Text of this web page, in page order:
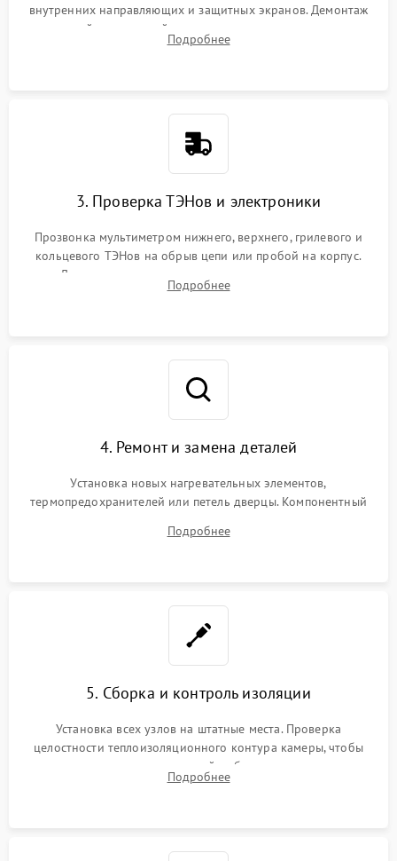
внутренних направляющих и защитных экранов. Демонтаж
задней или верхней панели для прямого доступа к
нагревательным элементам, плате и вентиляторам.
Подробнее
3. Проверка ТЭНов и электроники
Прозвонка мультиметром нижнего, верхнего, грилевого и
кольцевого ТЭНов на обрыв цепи или пробой на корпус.
Диагностика термостата, датчиков температуры,
переключателя режимов и мотора конвекции.
Подробнее
4. Ремонт и замена деталей
Установка новых нагревательных элементов,
термопредохранителей или петель дверцы. Компонентный
выгоревших реле, восстановление контактов и замена
Подробнее
5. Сборка и контроль изоляции
Установка всех узлов на штатные места. Проверка
целостности теплоизоляционного контура камеры, чтобы
исключить перегрев кухонной мебели и потерю тепла.
Надежная фиксация клемм и сборка корпуса шкафа.
Подробнее